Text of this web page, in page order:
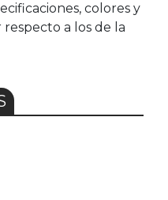
colores y
a los de la